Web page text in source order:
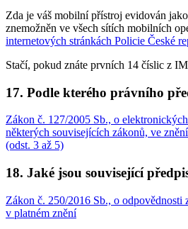
Zda je váš mobilní přístroj evidován
znemožněn ve všech sítích mobilních
internetových stránkách Policie České
Stačí, pokud znáte prvních 14 číslic z
17. Podle kterého právního
Zákon č. 127/2005 Sb., o
některých souvisejících zákonů, ve
(odst. 3 až 5)
18. Jaké jsou související
Zákon č. 250/2016 Sb., o odpovědnosti
v platném znění